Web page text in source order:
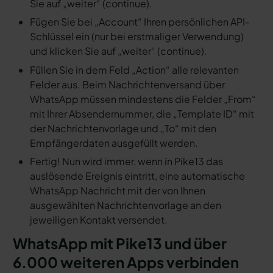
Sie auf „weiter“ (continue).
Fügen Sie bei „Account“ Ihren persönlichen API-
Schlüssel ein (nur bei erstmaliger Verwendung)
und klicken Sie auf „weiter“ (continue).
Füllen Sie in dem Feld „Action“ alle relevanten
Felder aus. Beim Nachrichtenversand über
WhatsApp müssen mindestens die Felder „From“
mit Ihrer Absendernummer, die „Template ID“ mit
der Nachrichtenvorlage und „To“ mit den
Empfängerdaten ausgefüllt werden.
Fertig! Nun wird immer, wenn in Pike13 das
auslösende Ereignis eintritt, eine automatische
WhatsApp Nachricht mit der von Ihnen
ausgewählten Nachrichtenvorlage an den
jeweiligen Kontakt versendet.
WhatsApp mit Pike13 und über
6.000 weiteren Apps verbinden